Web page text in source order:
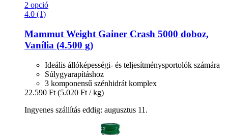
2 opció
4.0 (1)
Mammut Weight Gainer Crash 5000 doboz,
Vanília (4.500 g)
Ideális állóképességi- és teljesítménysportolók számára
Súlygyarapításhoz
3 komponensű szénhidrát komplex
22.590 Ft (5.020 Ft / kg)
Ingyenes szállítás eddig: augusztus 11.